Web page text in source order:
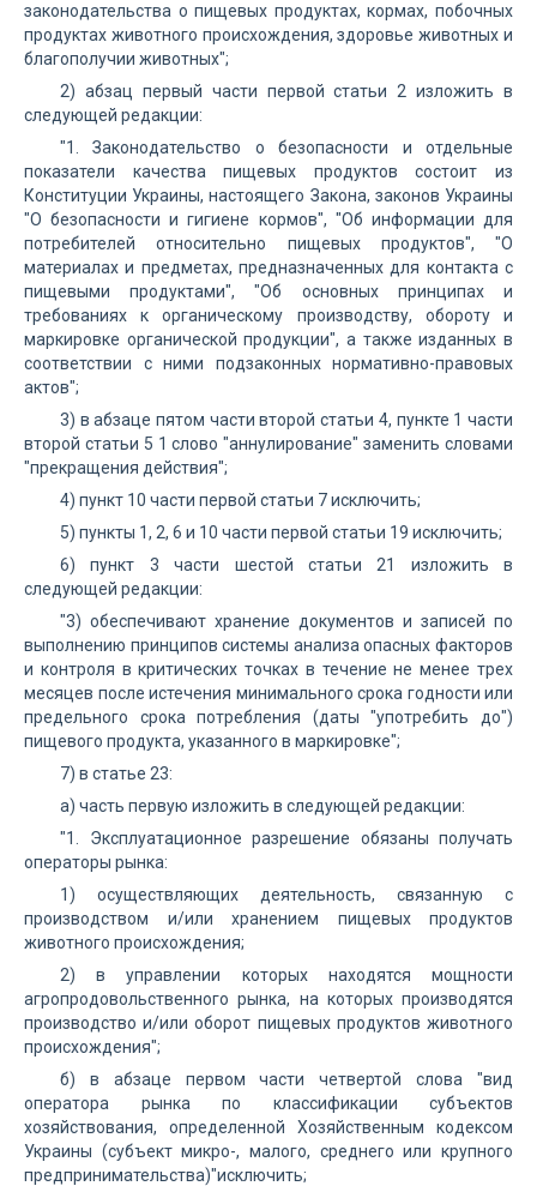
законодательства о пищевых продуктах, кормах, побочных
продуктах животного происхождения, здоровье животных и
благополучии животных";
2) абзац первый части первой статьи 2 изложить в
следующей редакции:
"1. Законодательство о безопасности и отдельные
показатели качества пищевых продуктов состоит из
Конституции Украины, настоящего Закона, законов Украины
"О безопасности и гигиене кормов", "Об информации для
потребителей относительно пищевых продуктов", "О
материалах и предметах, предназначенных для контакта с
пищевыми продуктами", "Об основных принципах и
требованиях к органическому производству, обороту и
маркировке органической продукции", а также изданных в
соответствии с ними подзаконных нормативно-правовых
актов";
3) в абзаце пятом части второй статьи 4, пункте 1 части
второй статьи 5 1 слово "аннулирование" заменить словами
"прекращения действия";
4) пункт 10 части первой статьи 7 исключить;
5) пункты 1, 2, 6 и 10 части первой статьи 19 исключить;
6) пункт 3 части шестой статьи 21 изложить в
следующей редакции:
"3) обеспечивают хранение документов и записей по
выполнению принципов системы анализа опасных факторов
и контроля в критических точках в течение не менее трех
месяцев после истечения минимального срока годности или
предельного срока потребления (даты "употребить до")
пищевого продукта, указанного в маркировке";
7) в статье 23:
а) часть первую изложить в следующей редакции:
"1. Эксплуатационное разрешение обязаны получать
операторы рынка:
1) осуществляющих деятельность, связанную с
производством и/или хранением пищевых продуктов
животного происхождения;
2) в управлении которых находятся мощности
агропродовольственного рынка, на которых производятся
производство и/или оборот пищевых продуктов животного
происхождения";
б) в абзаце первом части четвертой слова "вид
оператора рынка по классификации субъектов
хозяйствования, определенной Хозяйственным кодексом
Украины (субъект микро-, малого, среднего или крупного
предпринимательства)"исключить;